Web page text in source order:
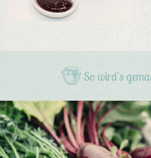
So wird's